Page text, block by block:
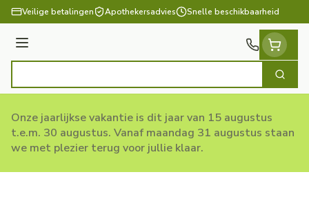
Ga naar de inhoud
Veilige betalingen Apothekersadvies Snelle beschikbaarheid
Menu
Zoek
Onze jaarlijkse vakantie is dit jaar van 15 augustus
t.e.m. 30 augustus. Vanaf maandag 31 augustus staan
we met plezier terug voor jullie klaar.